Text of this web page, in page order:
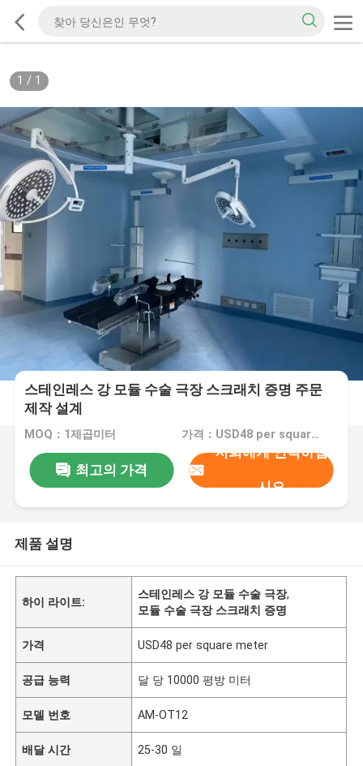
1 / 1
스테인레스 강 모듈 수술 극장 스크래치 증명 주문
제작 설계
MOQ：1제곱미터 가격：USD48 per square meter
최고의 가격
저희에게 연락하십
시오
제품 설명
하이 라이트:
스테인레스 강 모듈 수술 극장,
모듈 수술 극장 스크래치 증명
가격 USD48 per square meter
공급 능력 달 당 10000 평방 미터
모델 번호 AM-OT12
배달 시간 25-30 일